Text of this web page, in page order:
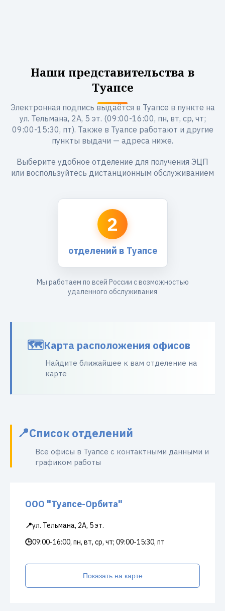
Наши представительства в
Туапсе
Электронная подпись выдаётся в Туапсе в пункте на
ул. Тельмана, 2А, 5 эт. (09:00-16:00, пн, вт, ср, чт;
09:00-15:30, пт). Также в Туапсе работают и другие
пункты выдачи — адреса ниже.
Выберите удобное отделение для получения ЭЦП
или воспользуйтесь дистанционным обслуживанием
2
отделений в Туапсе
Мы работаем по всей России с возможностью
удаленного обслуживания
Карта расположения офисов
Найдите ближайшее к вам отделение на
карте
Список отделений
Все офисы в Туапсе с контактными данными и
графиком работы
ООО "Туапсе-Орбита"
📍ул. Тельмана, 2А, 5 эт.
🕒09:00-16:00, пн, вт, ср, чт; 09:00-15:30, пт
Показать на карте